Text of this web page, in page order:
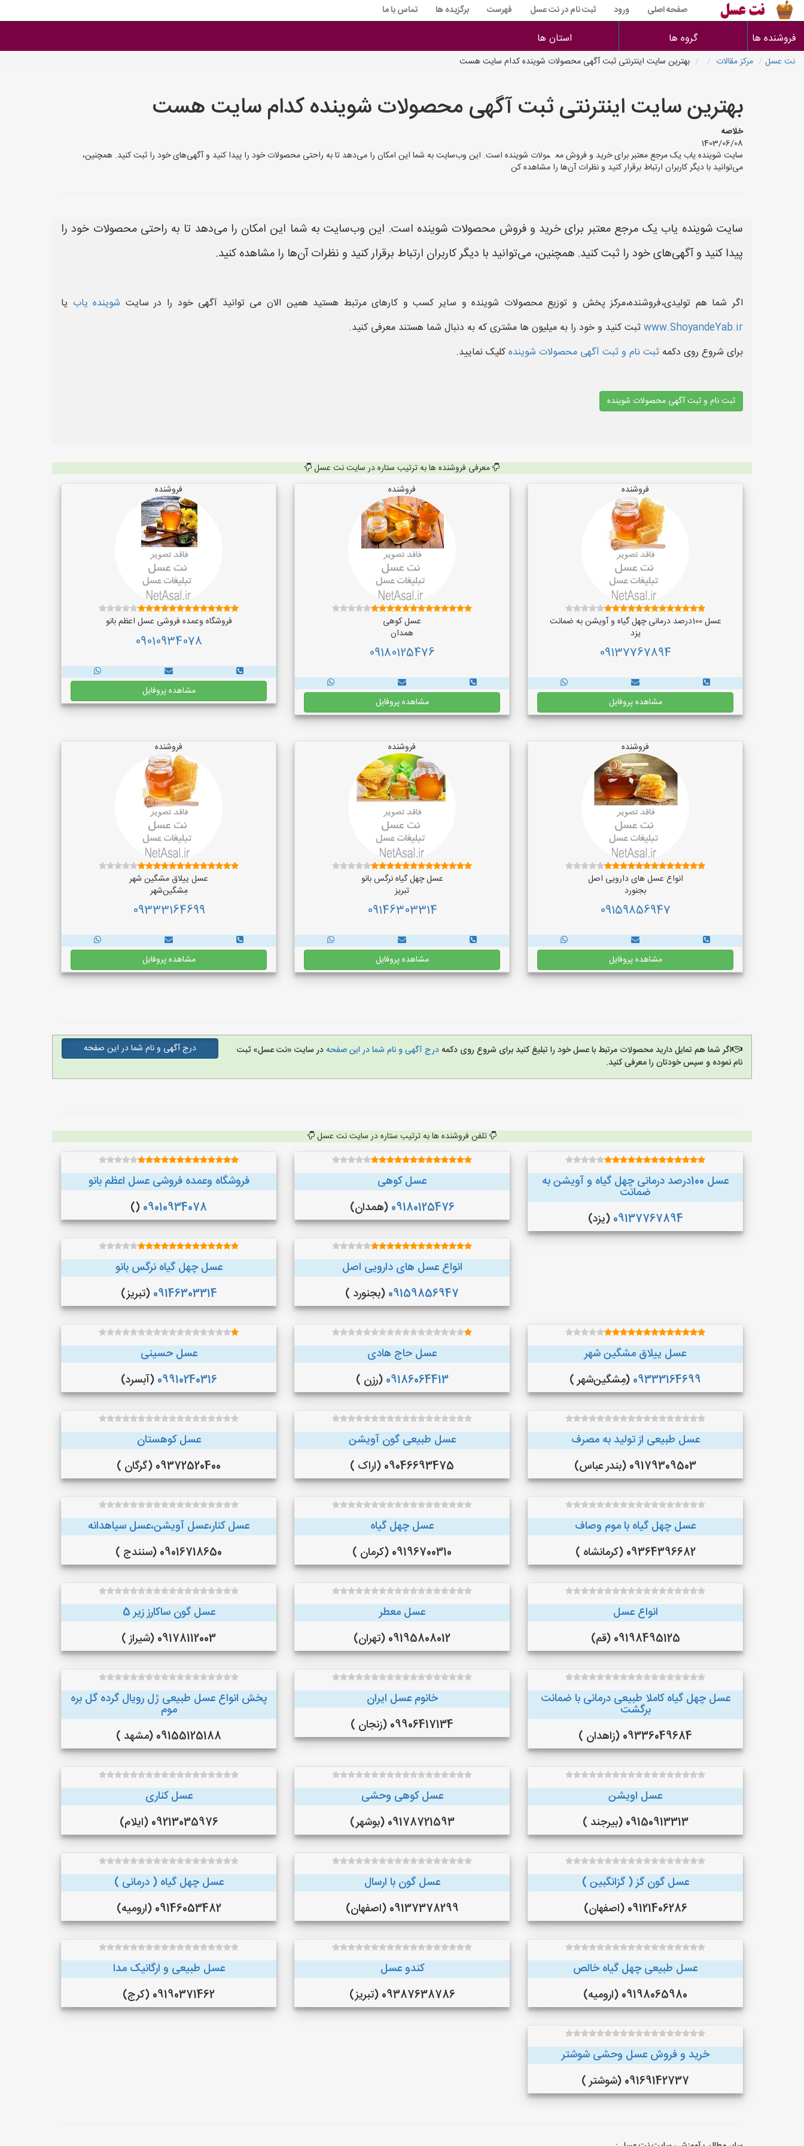
صفحه اصلی ورود ثبت نام در نت عسل فهرست برگزیده ها تماس با ما
فروشنده ها گروه ها استان ها
نت عسل مرکز مقالات بهترین سایت اینترنتی ثبت آگهی محصولات شوینده کدام سایت هست
بهترین سایت اینترنتی ثبت آگهی محصولات شوینده کدام سایت هست
خلاصه
1403/06/08
سایت شوینده یاب یک مرجع معتبر برای خرید و فروش محصولات شوینده است. این وب‌سایت به شما این امکان را می‌دهد تا به راحتی محصولات خود را پیدا کنید و آگهی‌های خود را ثبت کنید. همچنین،
می‌توانید با دیگر کاربران ارتباط برقرار کنید و نظرات آن‌ها را مشاهده کن
سایت شوینده یاب یک مرجع معتبر برای خرید و فروش محصولات شوینده است. این وب‌سایت به شما این امکان را می‌دهد تا به راحتی محصولات خود را
پیدا کنید و آگهی‌های خود را ثبت کنید. همچنین، می‌توانید با دیگر کاربران ارتباط برقرار کنید و نظرات آن‌ها را مشاهده کنید.
اگر شما هم تولیدی،فروشنده،مرکز پخش و توزیع محصولات شوینده و سایر کسب و کارهای مرتبط هستید همین الان می توانید آگهی خود را در سایت شوینده یاب یا
www.ShoyandeYab.irثبت کنید و خود را به میلیون ها مشتری که به دنبال شما هستند معرفی کنید.
برای شروع روی دکمه ثبت نام و ثبت آگهی محصولات شویندهکلیک نمایید.
ثبت نام و ثبت آگهی محصولات شوینده
معرفی فروشنده ها به ترتیب ستاره در سایت نت عسل
فروشنده
عسل 100درصد درمانی چهل گیاه و آویشن به ضمانت
یزد
09137767894
مشاهده پروفایل
فروشنده
عسل کوهی
همدان
09180125476
مشاهده پروفایل
فروشنده
فروشگاه وعمده فروشی عسل اعظم بانو
09010934078
مشاهده پروفایل
فروشنده
انواع عسل های دارویی اصل
بجنورد
09159856947
مشاهده پروفایل
فروشنده
عسل چهل گیاه نرگس بانو
تبریز
09146303314
مشاهده پروفایل
فروشنده
عسل ییلاق مشگین شهر
مِشگین‌شهر
09333164699
مشاهده پروفایل
اگر شما هم تمایل دارید محصولات مرتبط با عسل خود را تبلیغ کنید برای شروع روی دکمهدرج آگهی و نام شما در این صفحهدر سایت «نت عسل» ثبت
نام نموده و سپس خودتان را معرفی کنید.
درج آگهی و نام شما در این صفحه
تلفن فروشنده ها به ترتیب ستاره در سایت نت عسل
عسل 100درصد درمانی چهل گیاه و آویشن به
ضمانت
09137767894 (یزد)
عسل کوهی
09180125476 (همدان)
فروشگاه وعمده فروشی عسل اعظم بانو
09010934078
()
انواع عسل های دارویی اصل
09159856947 (بجنورد )
عسل چهل گیاه نرگس بانو
09146303314 (تبریز)
عسل ییلاق مشگین شهر
09333164699 (مِشگین‌شهر )
عسل حاج هادی
09186064413 (رزن )
عسل حسینی
09910240316 (آبسرد)
عسل طبیعی از تولید به مصرف
09179309503 (بندر عباس)
عسل طبیعی گون آویشن
09046693475 (اراک )
عسل کوهستان
09372520400 (گرگان )
عسل چهل گیاه با موم وصاف
09364396682 (کرمانشاه )
عسل چهل گیاه
09196700310 (کرمان )
عسل کنار،عسل آویشن،عسل سیاهدانه
09016718650 (سنندج )
انواع عسل
09198495125 (قم)
عسل معطر
09195808012 (تهران)
عسل گون ساکارز زیر 5
09178112003 (شیراز )
عسل چهل گیاه کاملا طبیعی درمانی با ضمانت
برگشت
09336049684 (زاهدان )
خانوم عسل ایران
09906417134 (زنجان )
پخش انواع عسل طبیعی ژل رویال گرده گل بره
موم
09155125188 (مشهد )
عسل اویشن
09150913313 (بیرجند )
عسل کوهی وحشی
09178721593 (بوشهر)
عسل کناری
09213035976 (ایلام)
عسل گون گز ( گزانگبین )
09121406286 (اصفهان)
عسل گون با ارسال
09137378299 (اصفهان)
عسل چهل گیاه ( درمانی )
09146053482 (ارومیه)
عسل طبیعی چهل گیاه خالص
09198065980 (ارومیه)
کندو عسل
09387638786 (تبریز)
عسل طبیعی و ارگانیک مدا
09190371462 (کرج)
خرید و فروش عسل وحشی شوشتر
09169142737 (شوشتر )